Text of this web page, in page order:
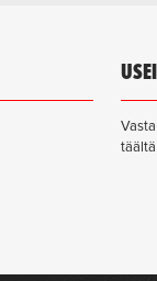
täältä